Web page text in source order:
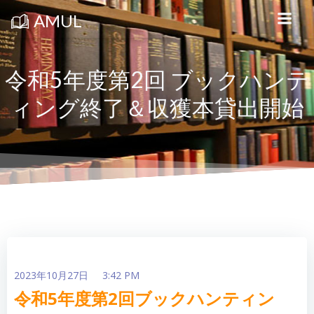
コ
ン
テ
ン
ツ
へ
ス
キ
ッ
プ
AMUL
令和5年度第2回 ブックハンテ
ィング終了＆収獲本貸出開始
2023年10月27日 3:42 PM
令和5年度第2回ブックハンティン